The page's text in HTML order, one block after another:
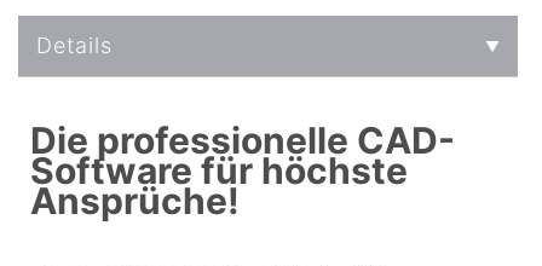
Details
Die professionelle CAD-
Software für höchste
Ansprüche!